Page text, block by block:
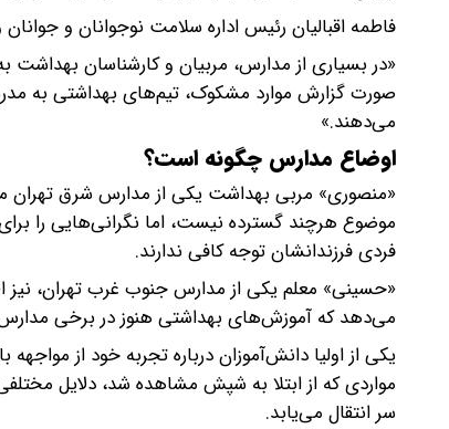
فاطمه اقبالیان رئیس اداره سلامت نوجوانان و
«در بسیاری از مدارس، مربیان و کارشناسان بهداشت
صورت گزارش موارد مشکوک، تیم‌های بهداشتی به
می‌دهند.»
اوضاع مدارس چگونه است؟
«منصوری» مربی بهداشت یکی از مدارس شرق تهران
موضوع هرچند گسترده نیست، اما نگرانی‌هایی را
فردی فرزندانشان توجه کافی ندارند.
«حسینی» معلم یکی از مدارس جنوب غرب تهران،
می‌دهد که آموزش‌های بهداشتی هنوز در برخی
یکی از اولیا دانش‌آموزان درباره تجربه خود از
مواردی که از ابتلا به شپش مشاهده شد، دلایل
سر انتقال می‌یابد.